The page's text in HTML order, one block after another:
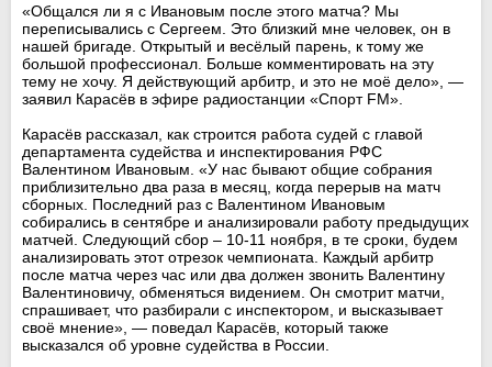
«Общался ли я с Ивановым после этого матча? Мы
переписывались с Сергеем. Это близкий мне человек, он в
нашей бригаде. Открытый и весёлый парень, к тому же
большой профессионал. Больше комментировать на эту
тему не хочу. Я действующий арбитр, и это не моё дело», —
заявил Карасёв в эфире радиостанции «Спорт FM».
Карасёв рассказал, как строится работа судей с главой
департамента судейства и инспектирования РФС
Валентином Ивановым. «У нас бывают общие собрания
приблизительно два раза в месяц, когда перерыв на матч
сборных. Последний раз с Валентином Ивановым
собирались в сентябре и анализировали работу предыдущих
матчей. Следующий сбор – 10-11 ноября, в те сроки, будем
анализировать этот отрезок чемпионата. Каждый арбитр
после матча через час или два должен звонить Валентину
Валентиновичу, обменяться видением. Он смотрит матчи,
спрашивает, что разбирали с инспектором, и высказывает
своё мнение», — поведал Карасёв, который также
высказался об уровне судейства в России.